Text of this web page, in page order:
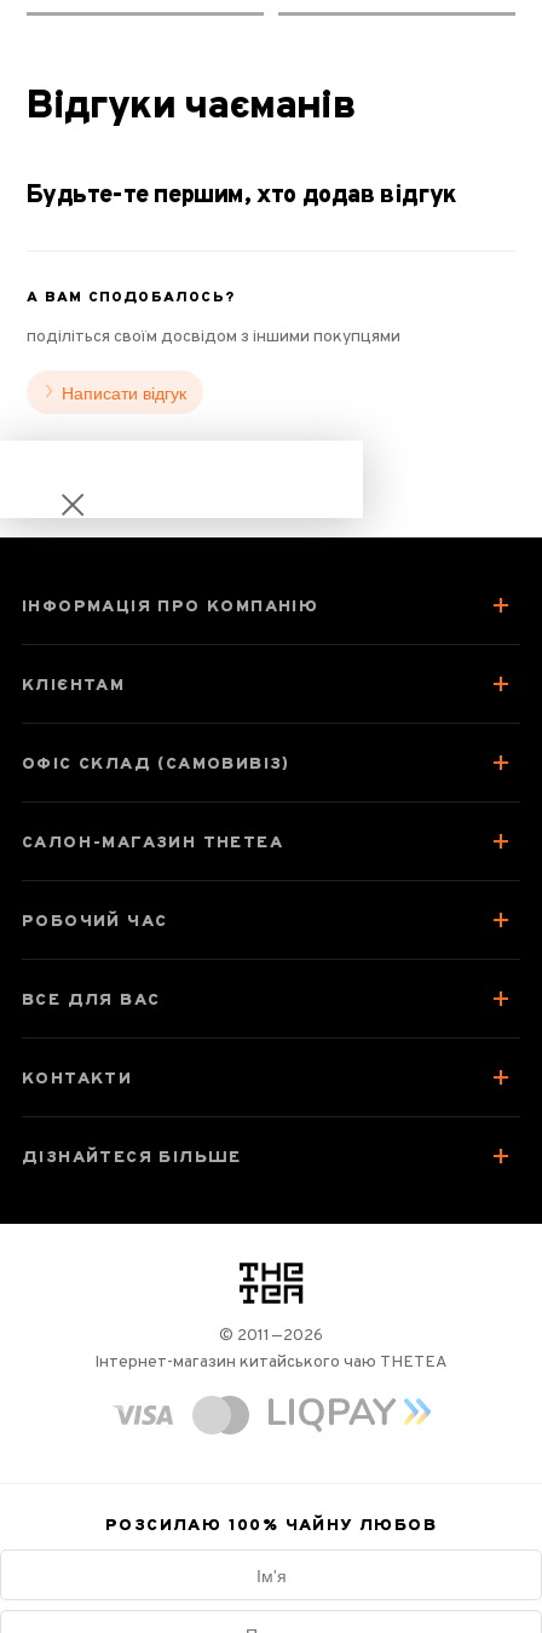
Відгуки чаєманів
Будьте-те першим, хто додав відгук
А ВАМ СПОДОБАЛОСЬ?
поділіться своїм досвідом з іншими покупцями
Написати відгук
Паспорт товару
Відгуки чаєманів
ІНФОРМАЦІЯ ПРО КОМПАНІЮ
КЛІЄНТАМ
ОФІС СКЛАД (САМОВИВІЗ)
САЛОН-МАГАЗИН THETEA
РОБОЧИЙ ЧАС
ВСЕ ДЛЯ ВАС
КОНТАКТИ
ДІЗНАЙТЕСЯ БІЛЬШЕ
логотип
© 2011—2026
Інтернет-магазин китайського чаю THETEA
РОЗСИЛАЮ 100% ЧАЙНУ ЛЮБОВ